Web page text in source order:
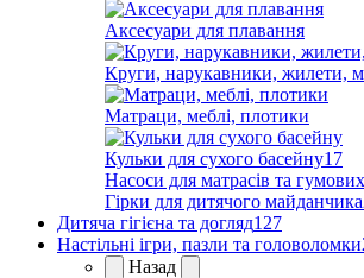
Аксесуари для плавання
Круги, нарукавники, жилети,
Матраци, меблі, плотики
Кульки для сухого басейну17
Насоси для матрасів та
Гірки для дитячого майданчика
Дитяча гігієна та догляд127
Настільні ігри, пазли та головоломки
Назад